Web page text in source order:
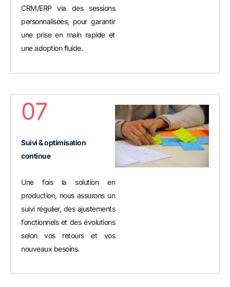
CRM/ERP via des sessions
personnalisées, pour garantir
une prise en main rapide et
une adoption fluide.
07
Suivi & optimisation
continue
Une fois la solution en
production, nous assurons un
suivi régulier, des ajustements
fonctionnels et des évolutions
selon vos retours et vos
nouveaux besoins.